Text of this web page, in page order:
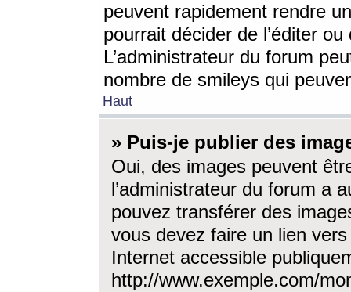
peuvent rapidement rendre
pourrait décider de l’éditer
L’administrateur du forum
nombre de smileys qui
Haut
» Puis-je publier des
Oui, des images peuvent
l’administrateur du forum a
pouvez transférer des
vous devez faire un lien
Internet accessible
http://www.exemple.com/